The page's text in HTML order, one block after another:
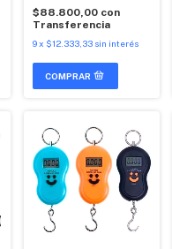
$88.800,00 con
Transferencia
9x $12.333,33 sin interés